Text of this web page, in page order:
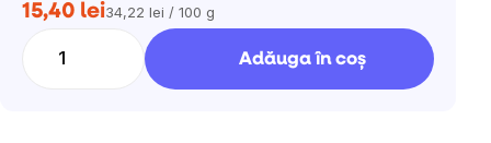
15,40 leiEvaluare
34,22 lei / 100 g
Adăuga în coş